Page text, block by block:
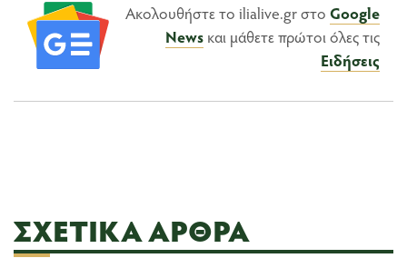
Ακολουθήστε το ilialive.gr στο Google
News και μάθετε πρώτοι όλες τις
Ειδήσεις
ΣΧΕΤΙΚΆ ΆΡΘΡΑ